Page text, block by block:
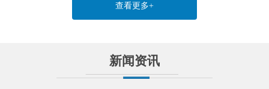
查看更多+
新闻资讯